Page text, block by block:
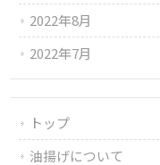
2022年8月
2022年7月
トップ
油揚げについて